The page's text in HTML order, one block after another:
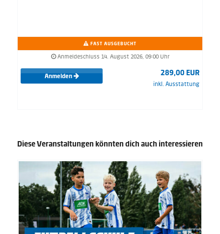
FAST AUSGEBUCHT
Anmeldeschluss 14. August 2026, 09:00 Uhr
Anmelden 289,00 EUR
inkl. Ausstattung
Diese Veranstaltungen könnten dich auch interessieren